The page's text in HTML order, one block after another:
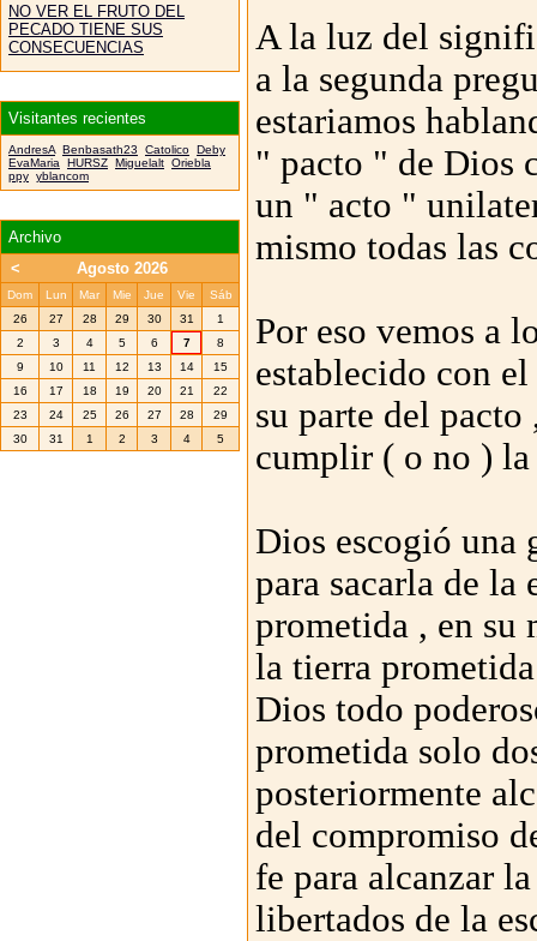
A la luz del
a la segunda
estariamos
" pacto " de Dios
un " acto "
mismo todas las
Por eso vemos a
establecido con
su parte del
cumplir ( o no ) la
Dios escogió una
para sacarla de
prometida , en su
la tierra
Dios todo
prometida solo
posteriormente
del compromiso
fe para alcanzar
libertados de la
NO VER EL FRUTO DEL
PECADO TIENE SUS
CONSECUENCIAS
Visitantes recientes
AndresA Benbasath23 Catolico Deby
EvaMaria
HURSZ Miguelalt Oriebla
ppy yblancom
Archivo
<
Agosto 2026
Dom Lun Mar Mie Jue Vie
Sáb
26
27 28 29 30 31
1
2
3 4 5 6 7
8
9
10 11 12 13 14
15
16
17 18 19 20 21
22
23
24 25 26 27 28
29
30
31 1 2 3 4 5